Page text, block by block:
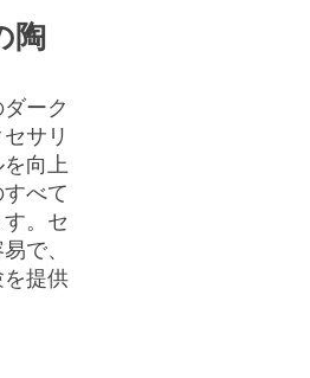
陶
ーク
サリ
向上
べて
。セ
で、
提供